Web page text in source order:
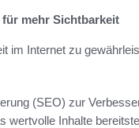
mehr Sichtbarkeit
im Internet zu
(SEO) zur
wertvolle Inhalte